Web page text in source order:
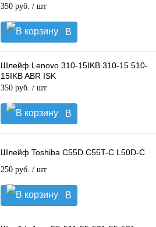
350 руб. / шт
В
корзину
Шлейф Lenovo 310-15IKB 310-15 510-
15IKB ABR ISK
350 руб. / шт
В
корзину
Шлейф Toshiba C55D C55T-C L50D-C
250 руб. / шт
В
корзину